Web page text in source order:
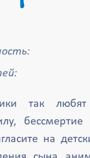
так любят
на